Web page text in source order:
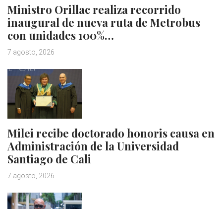
Ministro Orillac realiza recorrido
inaugural de nueva ruta de Metrobus
con unidades 100%…
7 agosto, 2026
Milei recibe doctorado honoris causa en
Administración de la Universidad
Santiago de Cali
7 agosto, 2026